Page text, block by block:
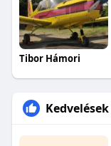
Tibor Hámori
Kedvelések